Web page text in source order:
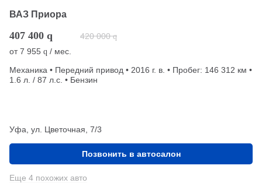
ВАЗ Приора
407 400 q 420 000 q
от7 955 q / мес.
Механика • Передний привод • 2016 г. в. • Пробег: 146 312 км •
1.6 л. / 87 л.с. • Бензин
Уфа, ул. Цветочная, 7/3
Позвонить в автосалон
Еще 4 похожих авто